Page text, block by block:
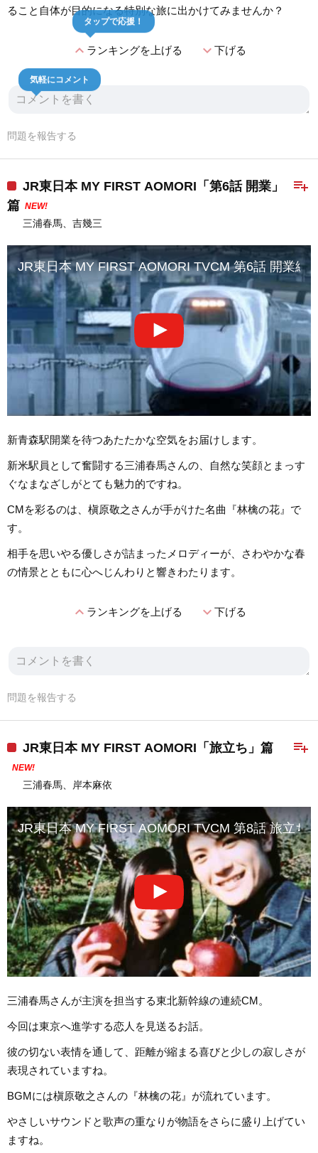
ること自体が目的になる特別な旅に出かけてみませんか？
expand_lessランキングを上げる
タップで応援！
expand_more下げる
気軽にコメント
問題を報告する
playlist_add
JR東日本 MY FIRST AOMORI「第6話 開業」
篇 NEW!
三浦春馬、吉幾三
JR東日本 MY FIRST AOMORI TVCM 第6話 開業編
新青森駅開業を待つあたたかな空気をお届けします。
新米駅員として奮闘する三浦春馬さんの、自然な笑顔とまっす
ぐなまなざしがとても魅力的ですね。
CMを彩るのは、槇原敬之さんが手がけた名曲『林檎の花』で
す。
相手を思いやる優しさが詰まったメロディーが、さわやかな春
の情景とともに心へじんわりと響きわたります。
expand_lessランキングを上げる expand_more下げる
問題を報告する
playlist_add
JR東日本 MY FIRST AOMORI「旅立ち」篇
NEW!
三浦春馬、岸本麻依
JR東日本 MY FIRST AOMORI TVCM 第8話 旅立ち
三浦春馬さんが主演を担当する東北新幹線の連続CM。
今回は東京へ進学する恋人を見送るお話。
彼の切ない表情を通して、距離が縮まる喜びと少しの寂しさが
表現されていますね。
BGMには槇原敬之さんの『林檎の花』が流れています。
やさしいサウンドと歌声の重なりが物語をさらに盛り上げてい
ますね。